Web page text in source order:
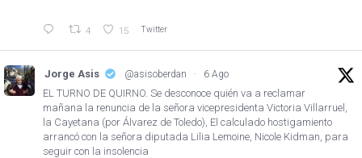
4 15 Twitter
Jorge Asis @asisoberdan · 6 Ago
EL TURNO DE QUIRNO. Se desconoce quién va a reclamar
mañana la renuncia de la señora vicepresidenta Victoria Villarruel,
la Cayetana (por Álvarez de Toledo), El calculado hostigamiento
arrancó con la señora diputada Lilia Lemoine, Nicole Kidman, para
seguir con la insolencia